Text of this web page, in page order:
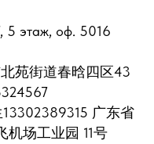
5 этаж, оф. 5016
苑街道春晗四区43
广东省
机场工业园 11号